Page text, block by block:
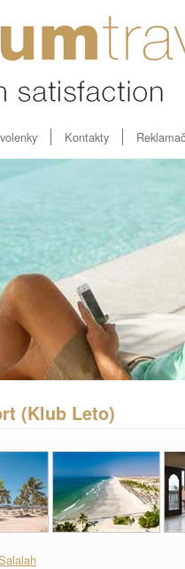
Kontakty
(Klub Leto)